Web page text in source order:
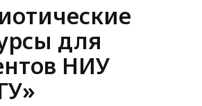
для
НИУ